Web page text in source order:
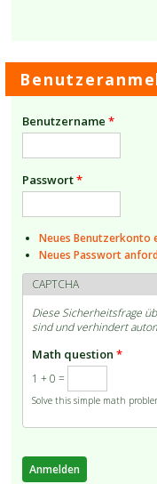
Benutzername*
Passwort*
Neues Benutzerkonto
Neues Passwort
CAPTCHA
Diese Sicherheitsfrage
sind und verhindert
Math question*
1 + 0 =
Solve this simple math